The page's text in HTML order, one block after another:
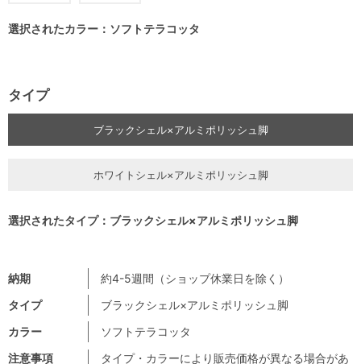
注意事項
タイプ・カラーにより販売価格が異なる場合があ
納期
約4-5週間（ショップ休業日を除く）
タイプ
ブラックシェル×アルミポリッシュ脚
カラー
ソフトテラコッタ
選択されたカラー：ソフトテラコッタ
タイプ
ブラックシェル×アルミポリッシュ脚
ホワイトシェル×アルミポリッシュ脚
選択されたタイプ：ブラックシェル×アルミポリッシュ脚